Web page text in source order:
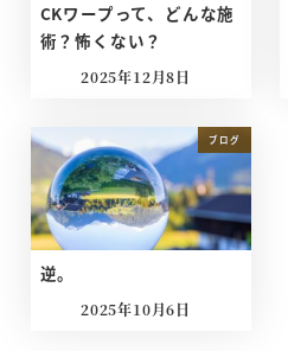
CKワープって、どんな施
術？怖くない？
投稿日
2025年12月8日
ブログ
逆。
投稿日
2025年10月6日